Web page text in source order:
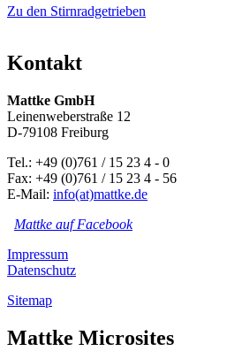
Zu den Stirnradgetrieben
Kontakt
Mattke GmbH
Leinenweberstraße 12
D-79108 Freiburg
Tel.: +49 (0)761 / 15 23 4 - 0
Fax: +49 (0)761 / 15 23 4 - 56
E-Mail: info(at)mattke.de
Mattke auf Facebook
Impressum
Datenschutz
Sitemap
Mattke Microsites